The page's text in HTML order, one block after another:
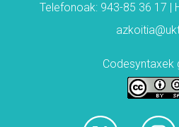
Telefonoak: 943-85 36 17 |
Codesyntaxek